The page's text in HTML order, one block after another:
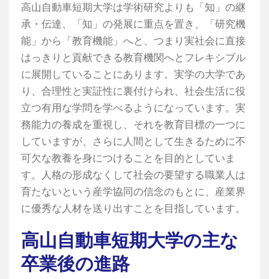
高山自動車短期大学は学術研究よりも「知」の継
承・伝達、「知」の発展に重点を置き、「研究機
能」から「教育機能」へと、つまり実社会に直接
はっきりと貢献できる教育機関へとフレキシブル
に展開していることにあります。実学の大学であ
り、合理性と実証性に裏付けられ、社会生活に役
立つ有用な学問を学べるようになっています。実
務能力の養成を重視し、それを教育目標の一つに
していますが、さらに人間として生きるために不
可欠な教養を身につけることを目的としていま
す。人格の形成なくして社会の要望する職業人は
育たないという産学協同の信念のもとに、産業界
に優秀な人材を送り出すことを目指しています。
高山自動車短期大学の主な
卒業後の進路